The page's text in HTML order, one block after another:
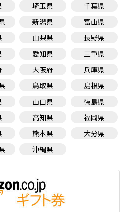
埼玉県
千葉県
新潟県
富山県
山梨県
長野県
愛知県
三重県
大阪府
兵庫県
鳥取県
島根県
山口県
徳島県
高知県
福岡県
熊本県
大分県
沖縄県